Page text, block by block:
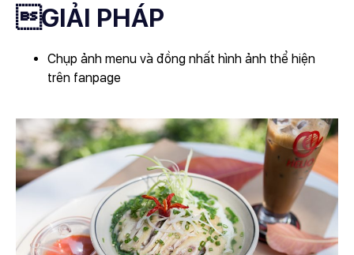
GIẢI PHÁP
Chụp ảnh menu và đồng nhất hình ảnh thể hiện
trên fanpage